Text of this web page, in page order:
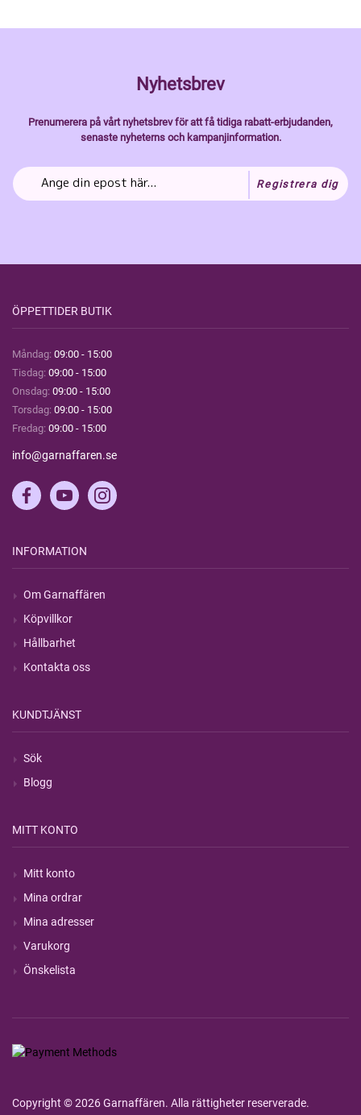
Nyhetsbrev
Prenumerera på vårt nyhetsbrev för att få tidiga rabatt-erbjudanden,
senaste nyheterns och kampanjinformation.
Registrera dig
ÖPPETTIDER BUTIK
Måndag: 09:00 - 15:00
Tisdag: 09:00 - 15:00
Onsdag: 09:00 - 15:00
Torsdag: 09:00 - 15:00
Fredag: 09:00 - 15:00
info@garnaffaren.se
INFORMATION
Om Garnaffären
Köpvillkor
Hållbarhet
Kontakta oss
KUNDTJÄNST
Sök
Blogg
MITT KONTO
Mitt konto
Mina ordrar
Mina adresser
Varukorg
Önskelista
Copyright © 2026 Garnaffären. Alla rättigheter reserverade.